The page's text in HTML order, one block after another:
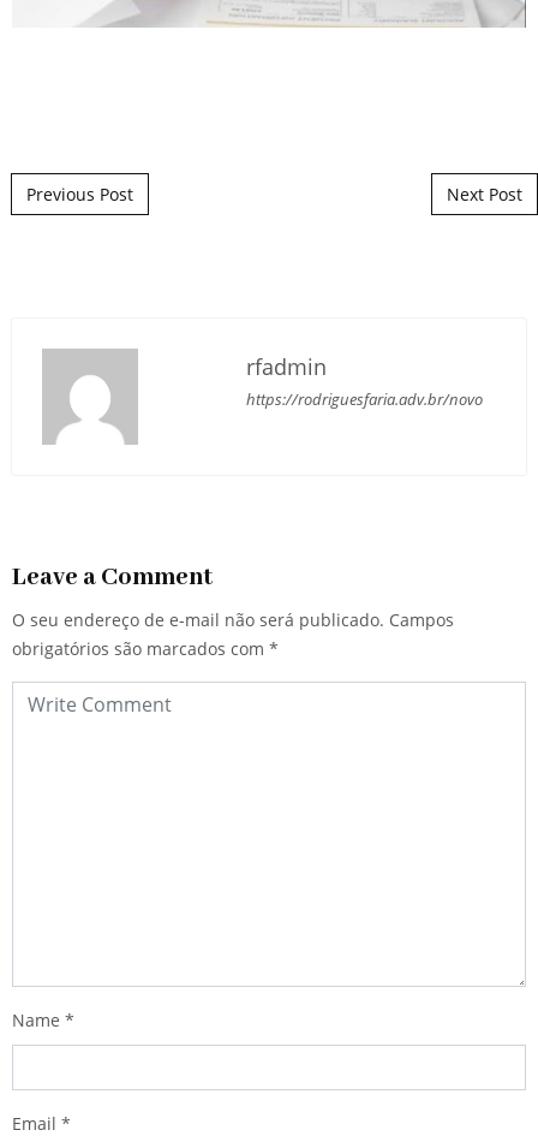
Post navigation
Previous Post Next Post
rfadmin
https://rodriguesfaria.adv.br/novo
Leave a Comment
O seu endereço de e-mail não será publicado. Campos
obrigatórios são marcados com *
Name *
Email *